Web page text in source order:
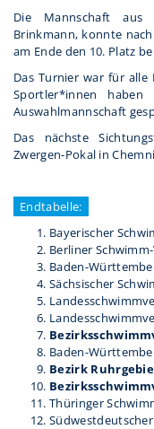
Die Mannschaft aus
Brinkmann, konnte
am Ende den 10. Platz
Das Turnier war für alle
Sportler*innen
Auswahlmannschaft
Das nächste
Zwergen-Pokal in
Endtabelle:
Bayerischer
Berliner
Baden-
Sächsischer
Baden-
Bezirk
Thüringer